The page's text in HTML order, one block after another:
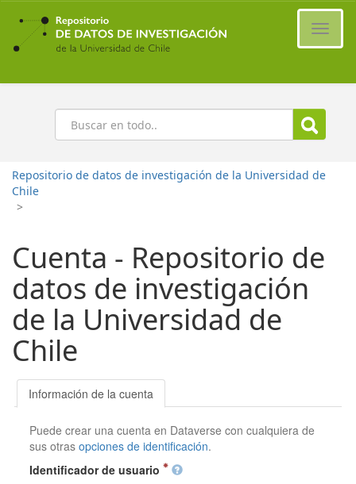
Ir
contenido
principal
Buscar
Repositorio de datos de investigación de la Universidad de
Chile
>
Cuenta - Repositorio de
datos de investigación
de la Universidad de
Chile
Información de la cuenta
Puede crear una cuenta en Dataverse con cualquiera de
sus otrasopciones de identificación.
Identificador de usuario